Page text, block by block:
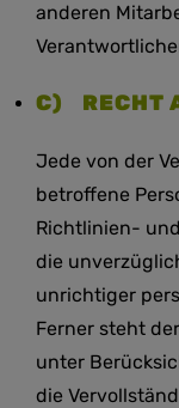
anderen
C) RECHT
Jede von der
betroffene
Richtlinien-
die
unrichtiger
Ferner steht
unter
die